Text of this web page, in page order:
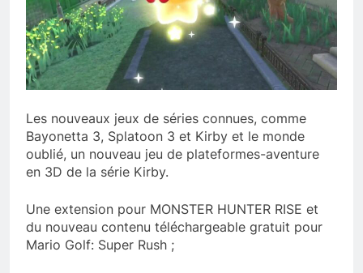
Les nouveaux jeux de séries connues, comme
Bayonetta 3, Splatoon 3 et Kirby et le monde
oublié, un nouveau jeu de plateformes-aventure
en 3D de la série Kirby.
Une extension pour MONSTER HUNTER RISE et
du nouveau contenu téléchargeable gratuit pour
Mario Golf: Super Rush ;